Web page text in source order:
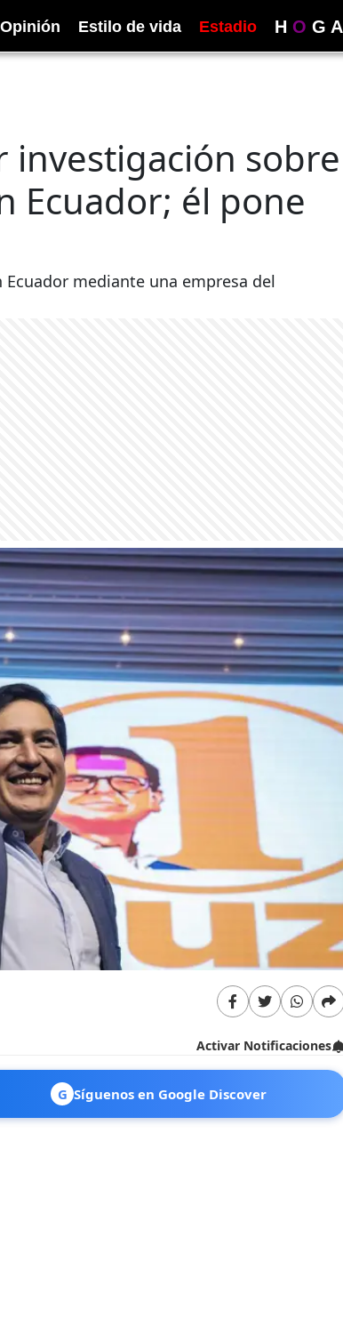
Opinión Estilo de vida Estadio H O G A
investigación sobre
Ecuador; él pone
mediante una empresa del
Activar Notificaciones
G Síguenos en Google Discover